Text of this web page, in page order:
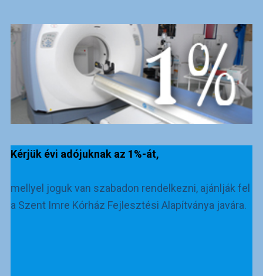
Kérjük évi adójuknak az 1%-át,
mellyel joguk van szabadon rendelkezni, ajánlják fel
a Szent Imre Kórház Fejlesztési Alapítványa javára.